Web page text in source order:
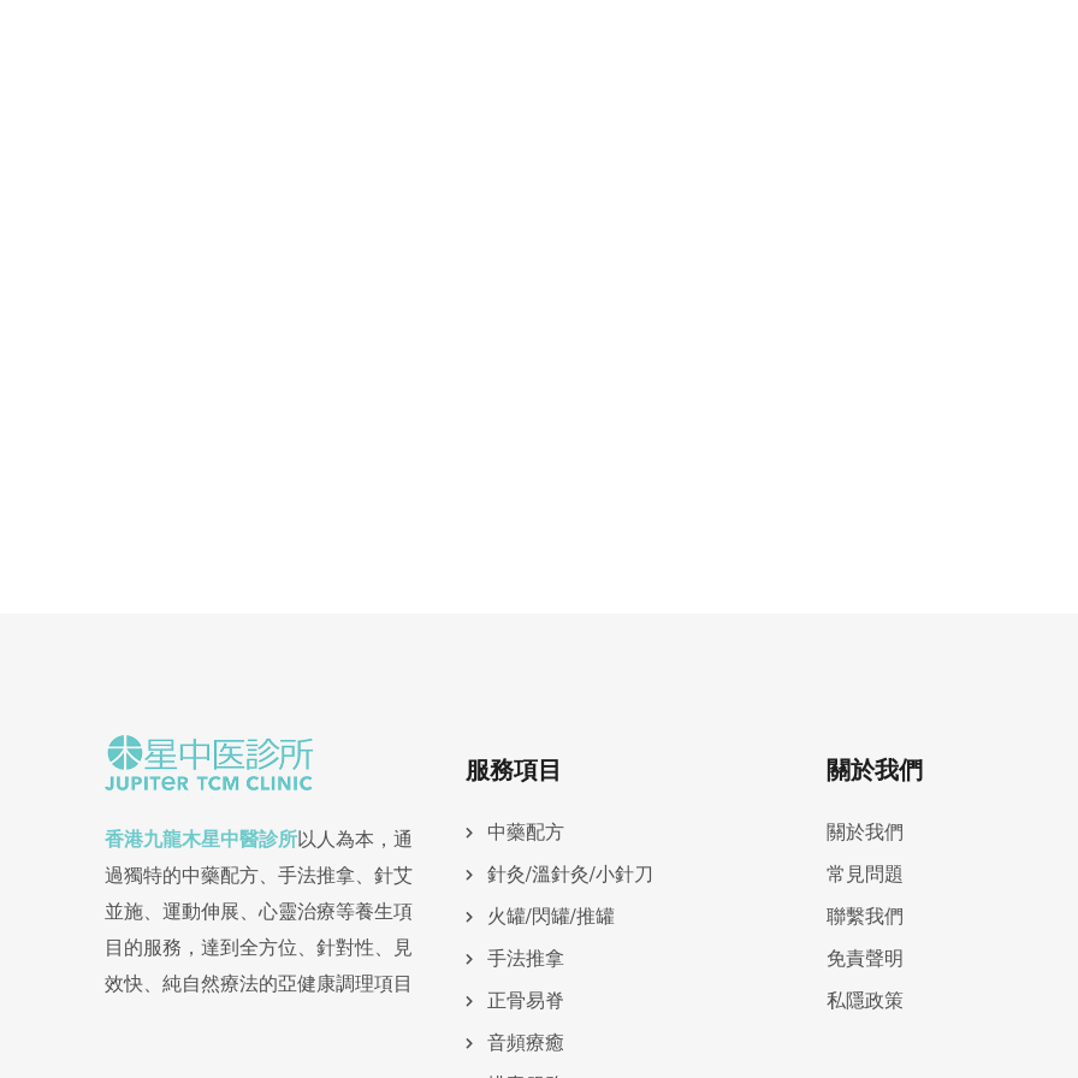
香港九龍木星中醫診所以人為本，通
過獨特的中藥配方、手法推拿、針艾
並施、運動伸展、心靈治療等養生項
目的服務，達到全方位、針對性、見
效快、純自然療法的亞健康調理項目
服務項目
中藥配方
針灸/溫針灸/小針刀
火罐/閃罐/推罐
手法推拿
正骨易脊
⾳頻療癒
關於我們
關於我們
常見問題
聯繫我們
免責聲明
私隱政策